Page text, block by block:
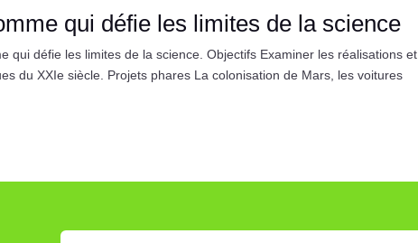
qui défie les limites de la science
qui défie les limites de la science. Objectifs Examiner les réalisations et
du XXIe siècle. Projets phares La colonisation de Mars, les voitures